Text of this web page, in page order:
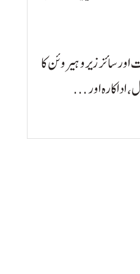
سائز زیرو ہیروئن کا
اداکارہ اور ...